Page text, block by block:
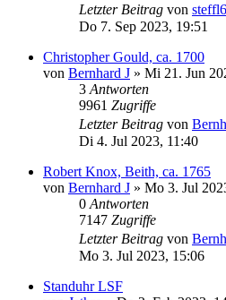
Letzter Beitrag von
Do 7. Sep 2023, 19:51
Christopher Gould, ca. 1700
von Bernhard J » Mi 21. Jun
3 Antworten
9961 Zugriffe
Letzter Beitrag von
Di 4. Jul 2023, 11:40
Robert Knox, Beith, ca. 1765
von Bernhard J » Mo 3. Jul
0 Antworten
7147 Zugriffe
Letzter Beitrag von
Mo 3. Jul 2023, 15:06
Standuhr LSF